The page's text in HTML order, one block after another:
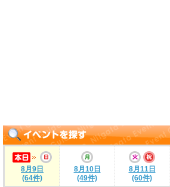
8月9日
(64件)
8月10日
(49件)
8月11日
(60件)